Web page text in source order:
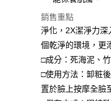
銷售重點
淨化，2X潔淨力
個乾淨的環境，更
□成分：死海泥、
□使用方法：卸粧
置於臉上按摩全臉